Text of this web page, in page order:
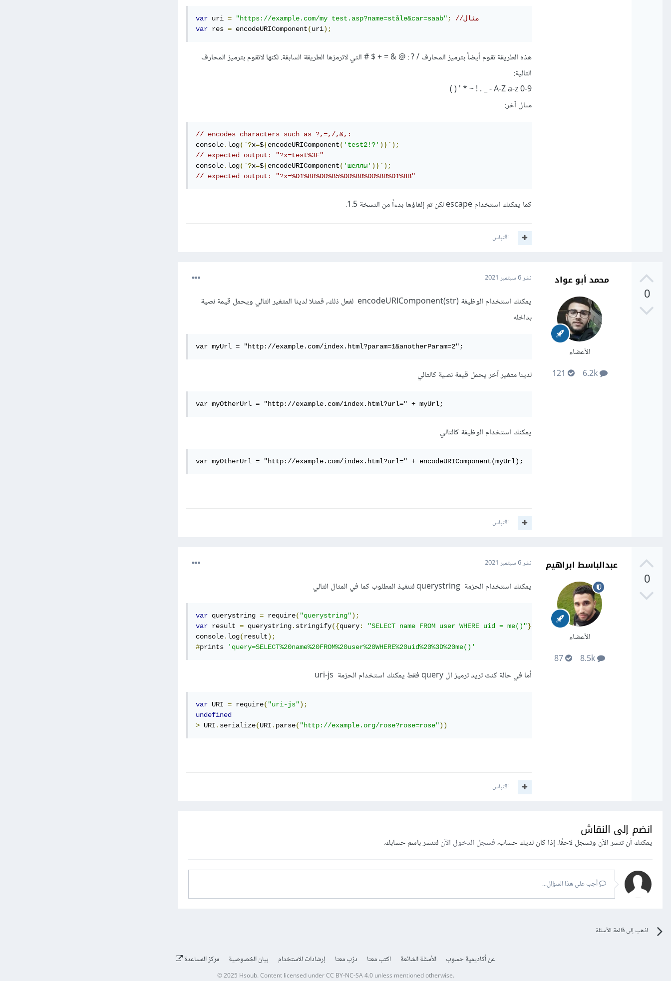
var uri = "https://example.com/my test.asp?name=ståle&car=saab";
//مثال
var res = encodeURIComponent(uri);
هذه الطريقة تقوم أيضاً بترميز المحارف / ? : @ & = + $ # التي لاترمزها الطريقة السابقة. لكنها لاتقوم بترميز المحارف
التالية:
A-Z a-z 0-9 - _ . ! ~ * ' ( )
مثال آخر:
// encodes characters such as ?,=,/,&,:
console. log(`?x=${encodeURIComponent( 'test2!?' )}`);
// expected output: "?x=test%3F"
console. log(`?x=${encodeURIComponent( 'шеллы' )}`);
// expected output: "?x=%D1%88%D0%B5%D0%BB%D0%BB%D1%8B"
كما يمكنك استخدام escape لكن تم إلغاؤها بدءاً من النسخة 1.5.
اقتباس
0
محمد أبو عواد
الأعضاء
6.2k
نشر6 سبتمبر 2021
يمكنك استخدام الوظيفة encodeURIComponent(str) لفعل ذلك, فمثلا لدينا المتغير التالي ويحمل قيمة نصية
بداخله
var myUrl = "http://example.com/index.html?param=1&anotherParam=2";
لدينا متغير آخر يحمل قيمة نصية كالتالي
var myOtherUrl = "http://example.com/index.html?url=" + myUrl;
يمكنك استخدام الوظيفة كالتالي
var myOtherUrl = "http://example.com/index.html?url=" + encodeURIComponent(myUrl);
اقتباس
0
عبدالباسط ابراهيم
الأعضاء
نشر6 سبتمبر 2021
يمكنك استخدام الحزمة querystring لتنفيذ المطلوب كما في المثال التالي
var querystring = require( "querystring");
var result = querystring. stringify({query: "SELECT name FROM user WHERE uid = me()"});
console. log(result);
#prints 'query=SELECT%20name%20FROM%20user%20WHERE%20uid%20%3D%20me()'
أما في حالة كنت تريد ترميز ال query فقط يمكنك استخدام الحزمة uri-js
var URI = require( "uri-js");
undefined
> URI . serialize(URI . parse( "http://example.org/rose?rose=rose"))
اقتباس
انضم إلى النقاش
يمكنك أن تنشر الآن وتسجل لاحقًا. إذا كان لديك حساب،فسجل الدخول الآنلتنشر باسم حسابك.
أجب على هذا السؤال...
اذهب إلى قائمة الأسئلة
عن أكاديمية حسوب الأسئلة الشائعة اكتب معنا درّب معنا إرشادات الاستخدام بيان الخصوصية مركز المساعدة
© 2025 Hsoub.Content licensed underCC BY-NC-SA 4.0unless mentioned otherwise.